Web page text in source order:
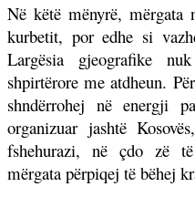
Në këtë mënyrë,
kurbetit, por edhe si
Largësia gjeografike
shpirtërore me atdheun.
shndërrohej në energji
organizuar jashtë
fshehurazi, në çdo zë
mërgata përpiqej të bëhej